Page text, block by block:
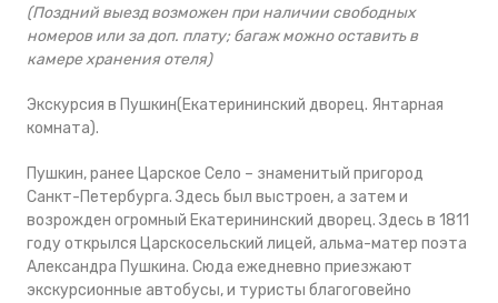
(Поздний выезд возможен при наличии свободных
номеров или за доп. плату; багаж можно оставить в
камере хранения отеля)
Экскурсия в Пушкин(Екатерининский дворец. Янтарная
комната).
Пушкин, ранее Царское Село – знаменитый пригород
Санкт-Петербурга. Здесь был выстроен, а затем и
возрожден огромный Екатерининский дворец. Здесь в 1811
году открылся Царскосельский лицей, альма-матер поэта
Александра Пушкина. Сюда ежедневно приезжают
экскурсионные автобусы, и туристы благоговейно